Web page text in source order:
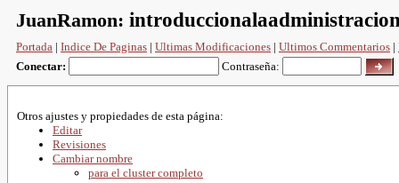
JuanRamon:
Portada | Indice De Paginas | Ultimas Modificaciones | Ultimos Commentarios |
Conectar:
Contraseña:
Otros ajustes y propiedades de esta página:
Editar
Revisiones
Cambiar nombre
para el cluster completo